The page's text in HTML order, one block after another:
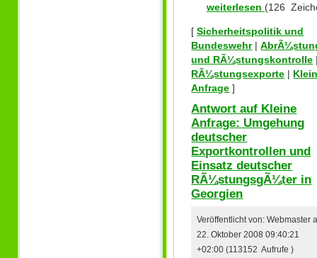
weiterlesen (126
[Sicherheitspolitik und
Bundeswehr|
und RÃ¼stungskontrolle
RÃ¼stungsexporte |
Anfrage ]
Antwort auf Kleine
Anfrage: Umgehung
deutscher
Exportkontrollen und
Einsatz deutscher
RÃ¼stungsgÃ¼ter in
Georgien
Veröffentlicht von: Webmaster
22. Oktober 2008 09:40:21
+02:00 (113152 Aufrufe )